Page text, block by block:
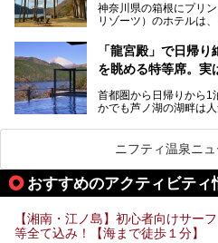
神奈川県には、サウナ
など、“非日常”を味わ
う」という人も多いは
そこで今回は、神奈川
業」「駅近」など、目
今の気分にぴったりの
神奈川県の箱根にプリ
リゾーツ）のホテルは
「箱根仙石原プリンス
「ザ・プリンス 箱根芦
プ（旗艦）に位置づけ
昭和の日本を代表する
に建てた桃源郷のよう
提供元：株式会社西武
【PR】
この記事はザ・プリン
「龍宮殿」で日帰
を眺める特等席。実
首都圏から日帰りから1
かでも芦ノ湖の湖畔は
が楽しめるまさに眺望
そしてここは全24室の
して宿泊もできます。
加えて、朝6時からの宿
のお風呂が利用できま
今回は日帰り温泉とし
（以下、龍宮殿本館）
ニフティ温泉ニ
おすすめのアクティビティ
【湘南・江ノ島】初心者向けサー
等全て込み！【海まで徒歩１分】